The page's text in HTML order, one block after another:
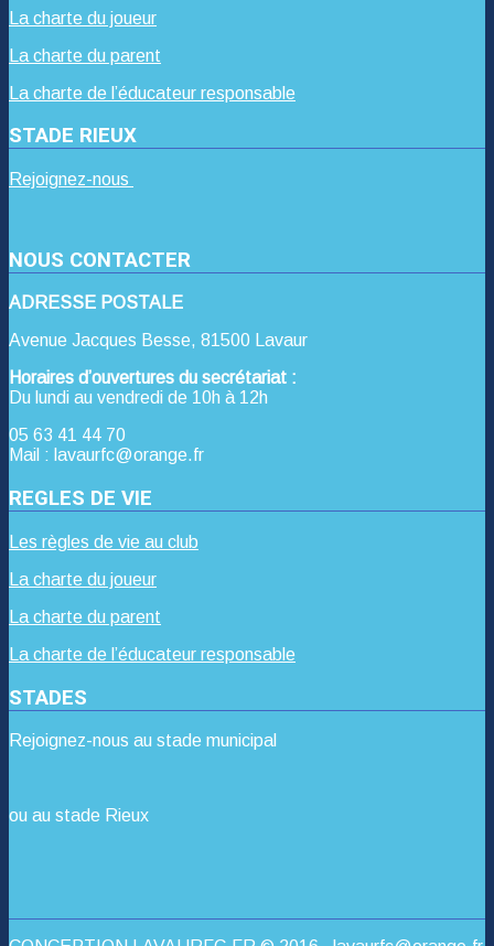
La charte du joueur
La charte du parent
La charte de l’éducateur responsable
STADE RIEUX
Rejoignez-nous
NOUS CONTACTER
ADRESSE POSTALE
Avenue Jacques Besse, 81500 Lavaur
Horaires d’ouvertures du secrétariat :
Du lundi au vendredi de 10h à 12h
05 63 41 44 70
Mail : lavaurfc@orange.fr
REGLES DE VIE
Les règles de vie au club
La charte du joueur
La charte du parent
La charte de l’éducateur responsable
STADES
Rejoignez-nous au stade municipal
ou au stade Rieux